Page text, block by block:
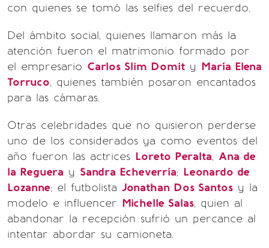
con quienes se tomó las selfies del recuerdo.
Del ámbito social, quienes llamaron más la
atención fueron el matrimonio formado por
el empresario Carlos Slim Domit y María Elena
Torruco, quienes también posaron encantados
para las cámaras.
Otras celebridades que no quisieron perderse
uno de los considerados ya como eventos del
año fueron las actrices Loreto Peralta, Ana de
la Reguera y Sandra Echeverría; Leonardo de
Lozanne; el futbolista Jonathan Dos Santos y la
modelo e influencer Michelle Salas, quien al
abandonar la recepción sufrió un percance al
intentar abordar su camioneta.